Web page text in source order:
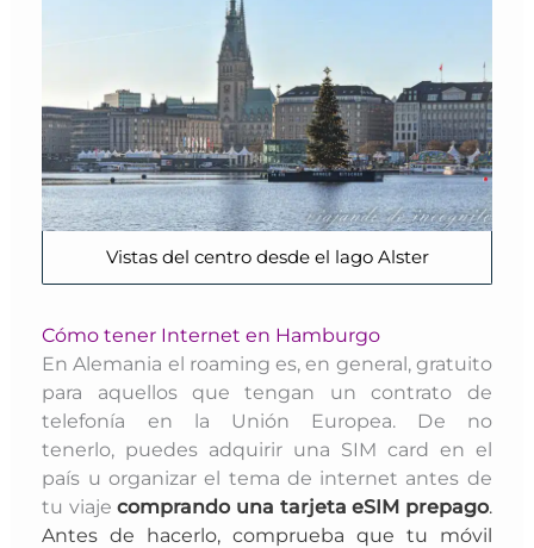
Vistas del centro desde el lago Alster
Cómo tener Internet en Hamburgo
En Alemania el roaming es, en general, gratuito
para aquellos que tengan un contrato de
telefonía en la Unión Europea. De no
tenerlo, puedes adquirir una SIM card en el
país u organizar el tema de internet antes de
tu viaje comprando una tarjeta eSIM prepago.
Antes de hacerlo, comprueba que tu móvil